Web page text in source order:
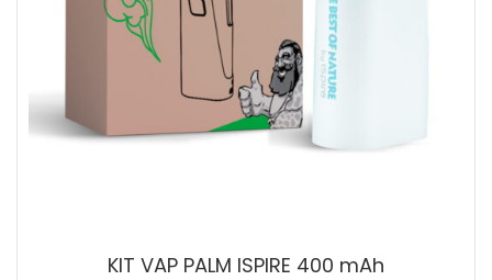
KIT VAP PALM ISPIRE 400 mAh